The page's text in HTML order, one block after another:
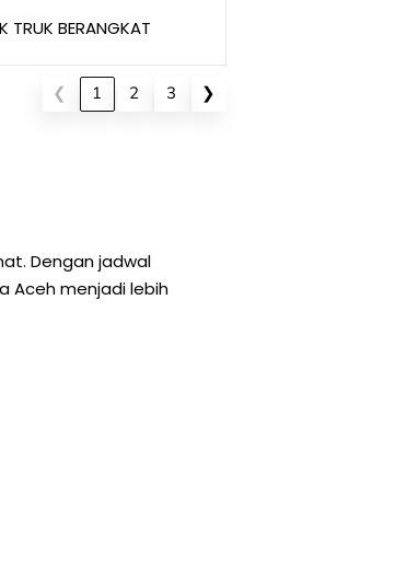
TRUK BERANGKAT
❮ 1 2 3 ❯
Dengan jadwal
Aceh menjadi lebih